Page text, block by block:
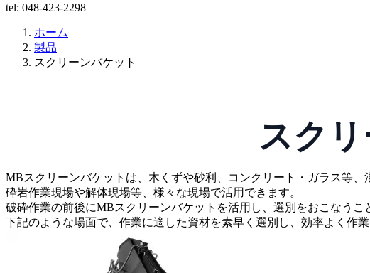
tel: 048-423-2298
ホーム
製品
スクリーンバケット
スク
MBスクリーンバケットは、木くずや砂利、コンクリート・ガラス等
砕岩作業現場や解体現場等、様々な現場で活用できます。
破砕作業の前後にMBスクリーンバケットを活用し、選別をおこなうこ
下記のような場面で、作業に適した資材を素早く選別し、効率よく作業